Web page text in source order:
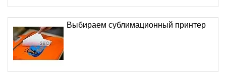
Выбираем сублимационный принтер